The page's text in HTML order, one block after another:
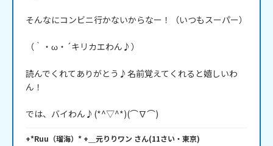
そんなにコンビニ行かないからなー！（いつもスーパー）
（｀・ω・´キリカエわん♪）
読んでくれてありがとう♪名前覚えてくれると嬉しいわ
ん！
では、バイわん♪(*^▽^*)(⌒∇⌒)
+*Ruu（瑠海）* +＿元りりワン さん(11さい・ 東京)